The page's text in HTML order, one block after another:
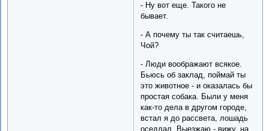
- Ну вот еще. Такого не
бывает.
- А почему ты так считаешь,
Чой?
- Люди воображают всякое.
Бьюсь об заклад, поймай ты
это животное - и оказалась бы
простая собака. Были у меня
как-то дела в другом городе,
встал я до рассвета, лошадь
оседлал. Выезжаю - вижу, на